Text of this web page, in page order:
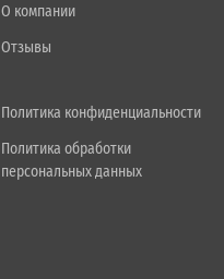
О компании
Отзывы
Политика конфиденциальности
Политика обработки
персональных данных